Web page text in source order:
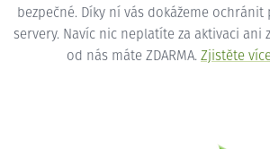
bezpečné. Díky ní vás dokážeme
servery. Navíc nic neplatíte za aktivaci ani
od nás máte ZDARMA. Zjistěte